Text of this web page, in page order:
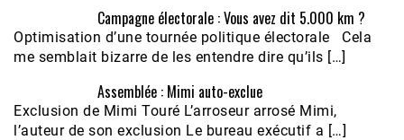
Campagne électorale : Vous avez dit 5.000 km ?
Optimisation d’une tournée politique électorale Cela
me semblait bizarre de les entendre dire qu’ils […]
Assemblée : Mimi auto-exclue
Exclusion de Mimi Touré L’arroseur arrosé Mimi,
l’auteur de son exclusion Le bureau exécutif a […]